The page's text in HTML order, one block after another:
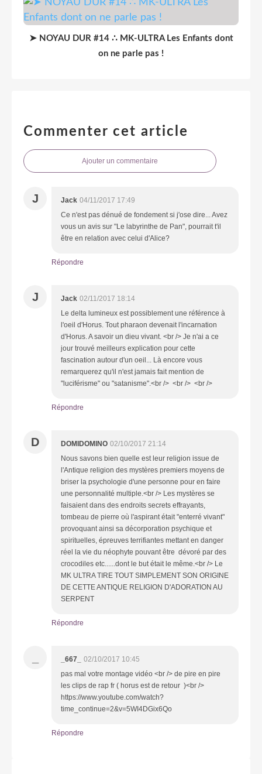
➤ NOYAU DUR #14 ∴ MK-ULTRA Les Enfants dont
on ne parle pas !
Commenter cet article
Ajouter un commentaire
J Jack 04/11/2017 17:49
Ce n'est pas dénué de fondement si j'ose dire... Avez
vous un avis sur "Le labyrinthe de Pan", pourrait t'il
être en relation avec celui d'Alice?
Répondre
J Jack 02/11/2017 18:14
Le delta lumineux est possiblement une référence à
l'oeil d'Horus. Tout pharaon devenait l'incarnation
d'Horus. A savoir un dieu vivant. <br /> Je n'ai a ce
jour trouvé meilleurs explication pour cette
fascination autour d'un oeil... Là encore vous
remarquerez qu'il n'est jamais fait mention de
"luciférisme" ou "satanisme".<br /> <br /> <br />
Répondre
D DOMIDOMINO 02/10/2017 21:14
Nous savons bien quelle est leur religion issue de
l'Antique religion des mystères premiers moyens de
briser la psychologie d'une personne pour en faire
une personnalité multiple.<br /> Les mystères se
faisaient dans des endroits secrets effrayants,
tombeau de pierre où l'aspirant était "enterré vivant"
provoquant ainsi sa décorporation psychique et
spirituelles, épreuves terrifiantes mettant en danger
réel la vie du néophyte pouvant être dévoré par des
crocodiles etc......dont le but était le même.<br /> Le
MK ULTRA TIRE TOUT SIMPLEMENT SON ORIGINE
DE CETTE ANTIQUE RELIGION D'ADORATION AU
SERPENT
Répondre
_667_
02/10/2017 10:45
pas mal votre montage vidéo <br /> de pire en pire
les clips de rap fr ( horus est de retour )<br />
https://www.youtube.com/watch?
time_continue=2&v=5WI4DGix6Qo
Répondre